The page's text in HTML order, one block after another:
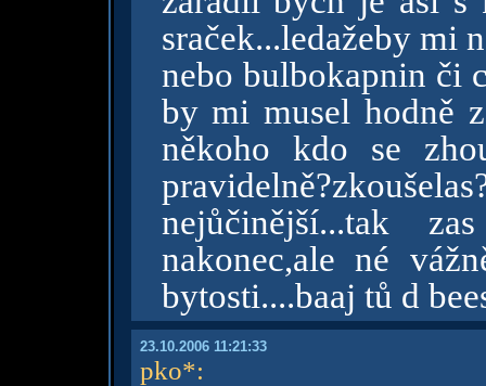
sraček...ledažeby mi
nebo bulbokapnin či
by mi musel hodně
někoho kdo se
nejůčinější...tak
nakonec,ale né
bytosti....baaj tů d
23.10.2006 11:21:33
pko*: